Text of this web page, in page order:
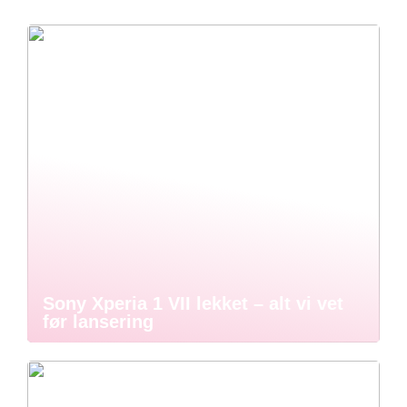
Sony Xperia 1 VII lekket – alt vi vet
før lansering